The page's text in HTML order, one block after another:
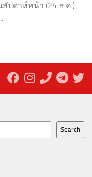
ปดาห์หน้า (24 ธ.ค.)
Search